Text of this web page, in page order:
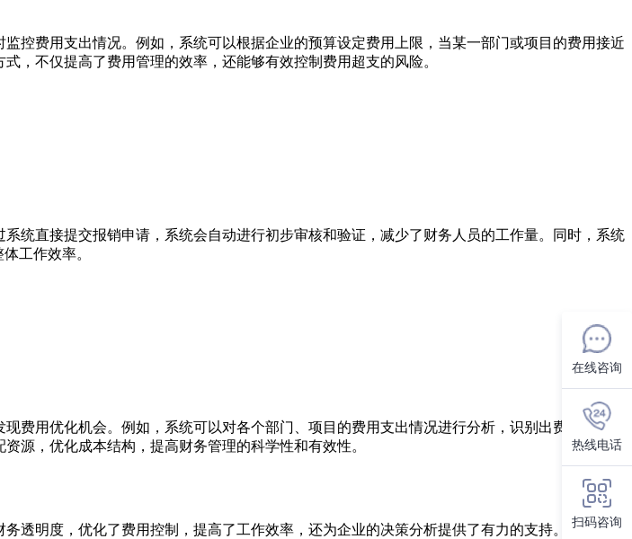
控费用支出情况。例如，系统可以根据企业的预算设定费用上限，当某一部门或项目的费用接近
，不仅提高了费用管理的效率，还能够有效控制费用超支的风险。
统直接提交报销申请，系统会自动进行初步审核和验证，减少了财务人员的工作量。同时，系统
工作效率。
费用优化机会。例如，系统可以对各个部门、项目的费用支出情况进行分析，识别出费用异常和
源，优化成本结构，提高财务管理的科学性和有效性。
透明度，优化了费用控制，提高了工作效率，还为企业的决策分析提供了有力的支持。为了更好
在线咨询
热线电话
扫码咨询